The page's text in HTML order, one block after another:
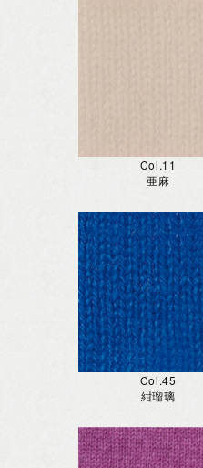
Col.11
亜麻
Col.45
紺瑠璃